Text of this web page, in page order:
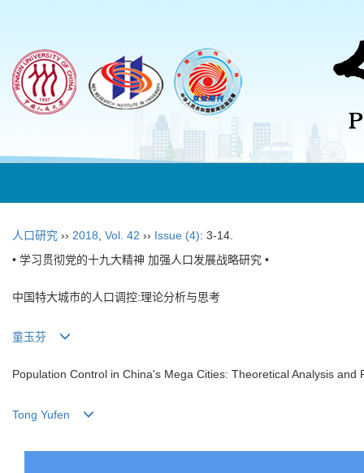
人口研究 ›› 2018 Vol. 42 ›› Issue (4): 3-14.
• 学习贯彻党的十九大精神 加强人口发展战略研究 •
中国特大城市的人口调控:理论分析与思考
童玉芬
Population Control in China's Mega Cities: Theoretical Analysis and
Tong Yufen